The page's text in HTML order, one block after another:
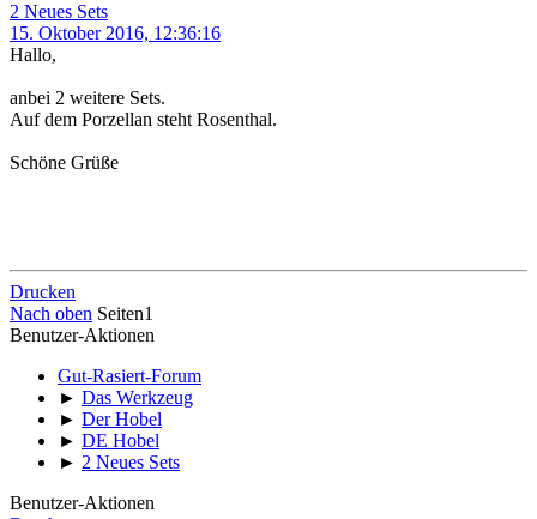
2 Neues Sets
15. Oktober 2016, 12:36:16
Hallo,
anbei 2 weitere Sets.
Auf dem Porzellan steht Rosenthal.
Schöne Grüße
Drucken
Nach oben Seiten1
Benutzer-Aktionen
Gut-Rasiert-Forum
► Das Werkzeug
► Der Hobel
► DE Hobel
► 2 Neues Sets
Benutzer-Aktionen